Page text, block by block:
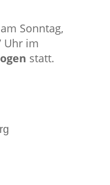
Sonntag,
Uhr im
statt.